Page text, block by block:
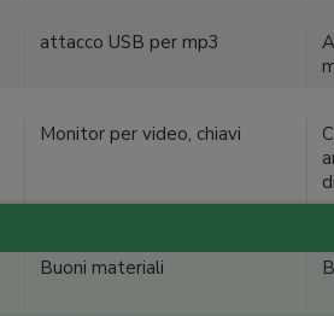
attacco USB per mp3
Monitor per video, chiavi
Buoni materiali